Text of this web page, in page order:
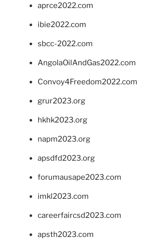
aprce2022.com
ibie2022.com
sbcc-2022.com
AngolaOilAndGas2022.com
Convoy4Freedom2022.com
grur2023.org
hkhk2023.org
napm2023.org
apsdfd2023.org
forumausape2023.com
imkl2023.com
careerfaircsd2023.com
apsth2023.com